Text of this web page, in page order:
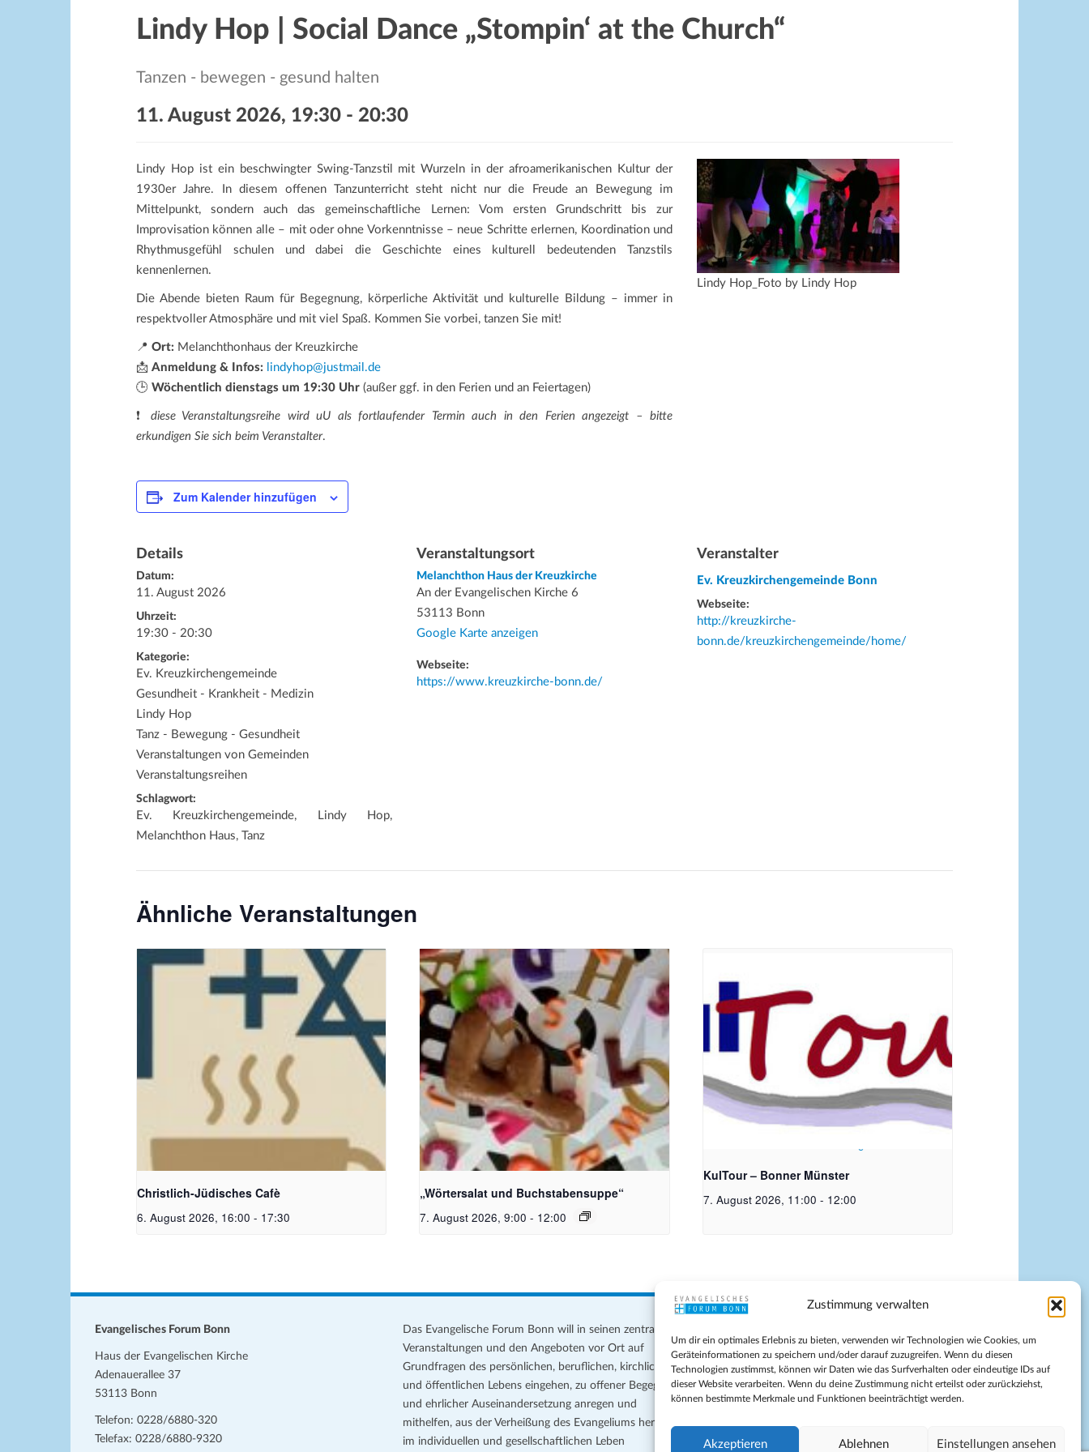
Zustimmung verwalten
Um dir ein optimales Erlebnis zu bieten, verwenden wir Technologien wie Cookies, um
Geräteinformationen zu speichern und/oder darauf zuzugreifen. Wenn du diesen
Technologien zustimmst, können wir Daten wie das Surfverhalten oder eindeutige IDs auf
dieser Website verarbeiten. Wenn du deine Zustimmung nicht erteilst oder zurückziehst,
können bestimmte Merkmale und Funktionen beeinträchtigt werden.
Akzeptieren Ablehnen Einstellungen ansehen
Lindy Hop | Social Dance „Stompin‘ at the Church“
Tanzen - bewegen - gesund halten
11. August 2026, 19:30 - 20:30
Lindy Hop ist ein beschwingter Swing-Tanzstil mit Wurzeln in der afroamerikanischen Kultur der
1930er Jahre. In diesem offenen Tanzunterricht steht nicht nur die Freude an Bewegung im
Mittelpunkt, sondern auch das gemeinschaftliche Lernen: Vom ersten Grundschritt bis zur
Improvisation können alle – mit oder ohne Vorkenntnisse – neue Schritte erlernen, Koordination und
Rhythmusgefühl schulen und dabei die Geschichte eines kulturell bedeutenden Tanzstils
kennenlernen.
Die Abende bieten Raum für Begegnung, körperliche Aktivität und kulturelle Bildung – immer in
respektvoller Atmosphäre und mit viel Spaß. Kommen Sie vorbei, tanzen Sie mit!
📍 Ort: Melanchthonhaus der Kreuzkirche
📩 Anmeldung & Infos:
lindyhop@justmail.de
🕒 Wöchentlich dienstags um 19:30 Uhr (außer ggf. in den Ferien und an Feiertagen)
❗
diese Veranstaltungsreihe wird uU als fortlaufender Termin auch in den Ferien angezeigt – bitte
erkundigen Sie sich beim Veranstalter.
Lindy Hop_Foto by Lindy Hop
Zum Kalender hinzufügen
Details
Datum:
11. August 2026
Uhrzeit:
19:30 - 20:30
Kategorie:
Ev. Kreuzkirchengemeinde
Gesundheit - Krankheit - Medizin
Lindy Hop
Tanz - Bewegung - Gesundheit
Veranstaltungen von Gemeinden
Veranstaltungsreihen
Schlagwort:
Ev. Kreuzkirchengemeinde, Lindy Hop,
Melanchthon Haus, Tanz
Veranstaltungsort
Melanchthon Haus der Kreuzkirche
An der Evangelischen Kirche 6
53113 Bonn
Google Karte anzeigen
Webseite:
https://www.kreuzkirche-bonn.de/
Veranstalter
Ev. Kreuzkirchengemeinde Bonn
Webseite:
http://kreuzkirche-
bonn.de/kreuzkirchengemeinde/home/
Ähnliche Veranstaltungen
Christlich-Jüdisches Cafe | Bildquelle: KI
Christlich-Jüdisches Cafè
6. August 2026, 16:00 - 17:30
Bildquelle_ Pixabay Free_Christoph
Meinersmann
„Wörtersalat und Buchstabensuppe“
7. August 2026, 9:00 - 12:00
KulTour – Bonner Münster
7. August 2026, 11:00 - 12:00
Evangelisches Forum Bonn
Haus der Evangelischen Kirche
Adenauerallee 37
53113 Bonn
Telefon: 0228/6880-320
Telefax: 0228/6880-9320
Das Evangelische Forum Bonn will in seinen zentralen
Veranstaltungen und den Angeboten vor Ort auf
Grundfragen des persönlichen, beruflichen, kirchlichen
und öffentlichen Lebens eingehen, zu offener Begegnung
und ehrlicher Auseinandersetzung anregen und
mithelfen, aus der Verheißung des Evangeliums heraus
im individuellen und gesellschaftlichen Leben
Datenschutz
Teilnahmebedingungen
Evangelische Kirche in Bonn
Cookie-Richtlinie (EU)